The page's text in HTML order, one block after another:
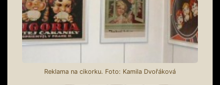
Reklama na cikorku. Foto: Kamila Dvořáková